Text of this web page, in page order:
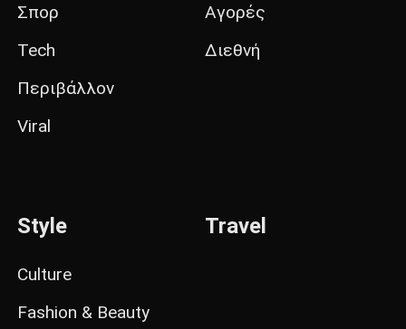
Σπορ
Tech
Περιβάλλον
Viral
Αγορές
Διεθνή
Style
Culture
Fashion & Beauty
Travel